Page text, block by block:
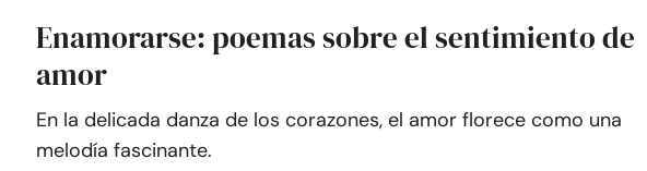
Enamorarse: poemas sobre el sentimiento de
amor
En la delicada danza de los corazones, el amor florece como una
melodía fascinante.